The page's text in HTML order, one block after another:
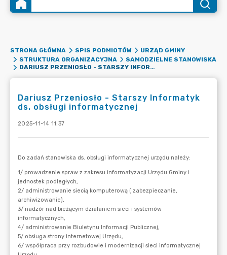
STRONA GŁÓWNA SPIS PODMIOTÓW
URZĄD GMINY
STRUKTURA ORGANIZACYJNA
SAMODZIELNE STANOWISKA
DARIUSZ PRZENIOSŁO - STARSZY INFORMATYK DS. OBSŁUGI INFORMATYCZNEJ
Dariusz Przeniosło - Starszy Informatyk
ds. obsługi informatycznej
2025-11-14 11:37